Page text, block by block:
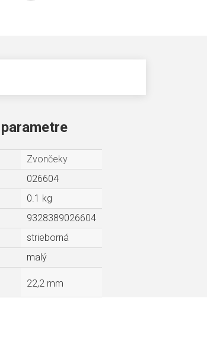
Zvončeky
026604
0.1 kg
9328389026604
strieborná
malý
22,2 mm